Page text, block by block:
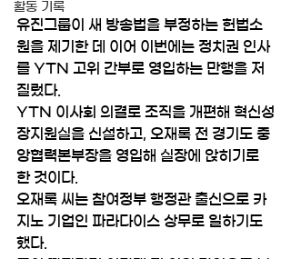
활동 기록
유진그룹이 새 방송법을 부정하는 헌법소
원을 제기한 데 이어 이번에는 정치권 인사
를 YTN 고위 간부로 영입하는 만행을 저
질렀다.
YTN 이사회 의결로 조직을 개편해 혁신성
장지원실을 신설하고, 오재록 전 경기도 중
앙협력본부장을 영입해 실장에 앉히기로
한 것이다.
오재록 씨는 참여정부 행정관 출신으로 카
지노 기업인 파라다이스 상무로 일하기도
했다.